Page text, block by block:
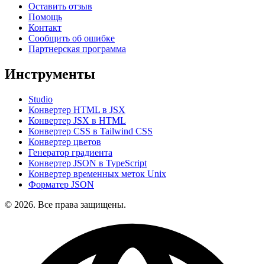
Оставить отзыв
Помощь
Контакт
Сообщить об ошибке
Партнерская программа
Инструменты
Studio
Конвертер HTML в JSX
Конвертер JSX в HTML
Конвертер CSS в Tailwind CSS
Конвертер цветов
Генератор градиента
Конвертер JSON в TypeScript
Конвертер временных меток Unix
Форматер JSON
© 2026. Все права защищены.